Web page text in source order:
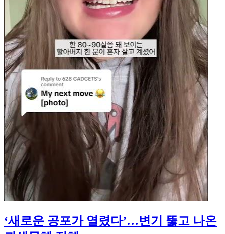
‘새로운 공포가 열렸다’…변기 뚫고 나온